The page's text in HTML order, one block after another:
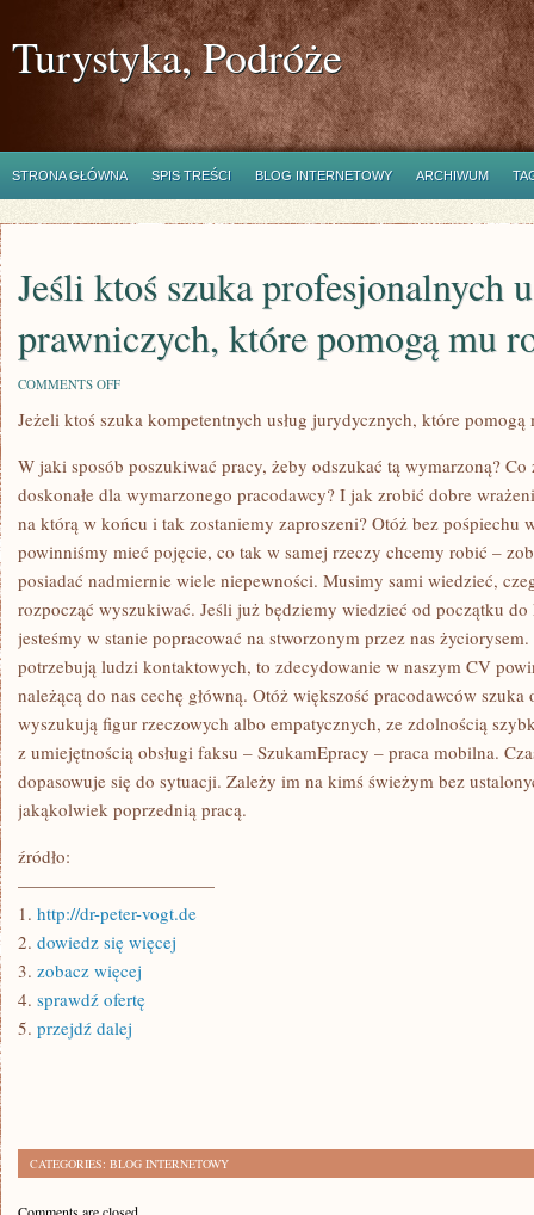
Turystyka, Podróże
STRONA GŁÓWNA SPIS TREŚCI BLOG INTERNETOWY ARCHIWUM
Jeśli ktoś szuka profesjonalnych
prawniczych, które pomogą mu
COMMENTS OFFON
KTOŚ
USŁUG
PRAWNICZYCH,
KTÓRE
POMOGĄ
MU
ROZWIKŁAĆ
SPRAWY
Jeżeli ktoś szuka kompetentnych usług jurydycznych, które pomogą
W jaki sposób poszukiwać pracy, żeby odszukać tą wymarzoną? Co
doskonałe dla wymarzonego pracodawcy? I jak zrobić dobre
na którą w końcu i tak zostaniemy zaproszeni? Otóż bez pośpiechu
powinniśmy mieć pojęcie, co tak w samej rzeczy chcemy robić –
posiadać nadmiernie wiele niepewności. Musimy sami wiedzieć,
rozpocząć wyszukiwać. Jeśli już będziemy wiedzieć od początku
jesteśmy w stanie popracować na stworzonym przez nas
potrzebują ludzi kontaktowych, to zdecydowanie w naszym CV
należącą do nas cechę główną. Otóż większość pracodawców
wyszukują figur rzeczowych albo empatycznych, ze zdolnością
z umiejętnością obsługi faksu – SzukamEpracy – praca mobilna.
dopasowuje się do sytuacji. Zależy im na kimś świeżym bez
jakąkolwiek poprzednią pracą.
źródło:
———————————
1. http://dr-peter-vogt.de
2. dowiedz się więcej
3. zobacz więcej
4. sprawdź ofertę
5. przejdź dalej
CATEGORIES: BLOG INTERNETOWY